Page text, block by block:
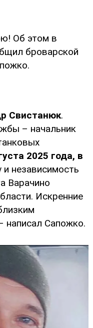
Об этом в
броварской
Свистанюк.
– начальник
2025 года, в
и независимость
Варачино
Искренние
написал Сапожко.